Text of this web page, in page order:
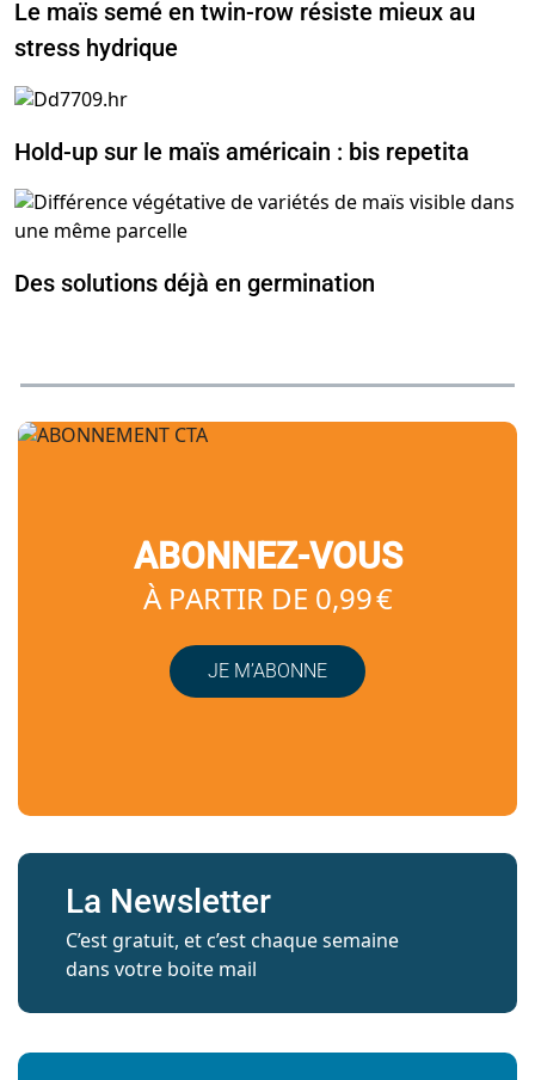
Le maïs semé en twin-row résiste mieux au
stress hydrique
Hold-up sur le maïs américain : bis repetita
Des solutions déjà en germination
ABONNEZ-VOUS
À PARTIR DE 0,99 €
JE M’ABONNE
La Newsletter
C’est gratuit, et c’est chaque semaine
dans votre boite mail